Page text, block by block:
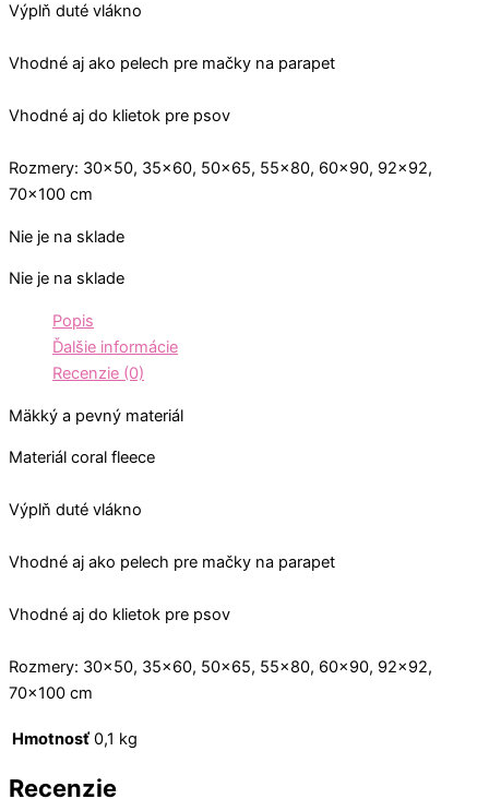
Výplň duté vlákno
Vhodné aj ako pelech pre mačky na parapet
Vhodné aj do klietok pre psov
Rozmery: 30×50, 35×60, 50×65, 55×80, 60×90, 92×92,
70×100 cm
Nie je na sklade
Nie je na sklade
Popis
Ďalšie informácie
Recenzie (0)
Mäkký a pevný materiál
Materiál coral fleece
Výplň duté vlákno
Vhodné aj ako pelech pre mačky na parapet
Vhodné aj do klietok pre psov
Rozmery: 30×50, 35×60, 50×65, 55×80, 60×90, 92×92,
70×100 cm
Hmotnosť 0,1 kg
Recenzie